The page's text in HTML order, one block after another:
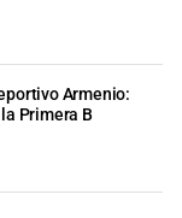
Armenio:
Primera B